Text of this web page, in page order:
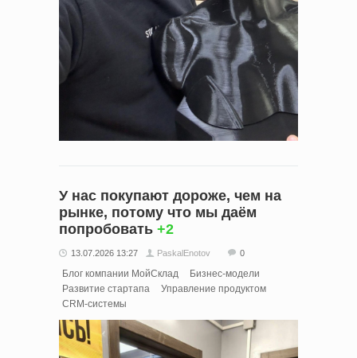
У нас покупают дороже, чем на
рынке, потому что мы даём
попробовать +2
13.07.2026 13:27 PaskalEnotov 0
Блог компании МойСклад
Бизнес-модели
Развитие стартапа
Управление продуктом
CRM-системы